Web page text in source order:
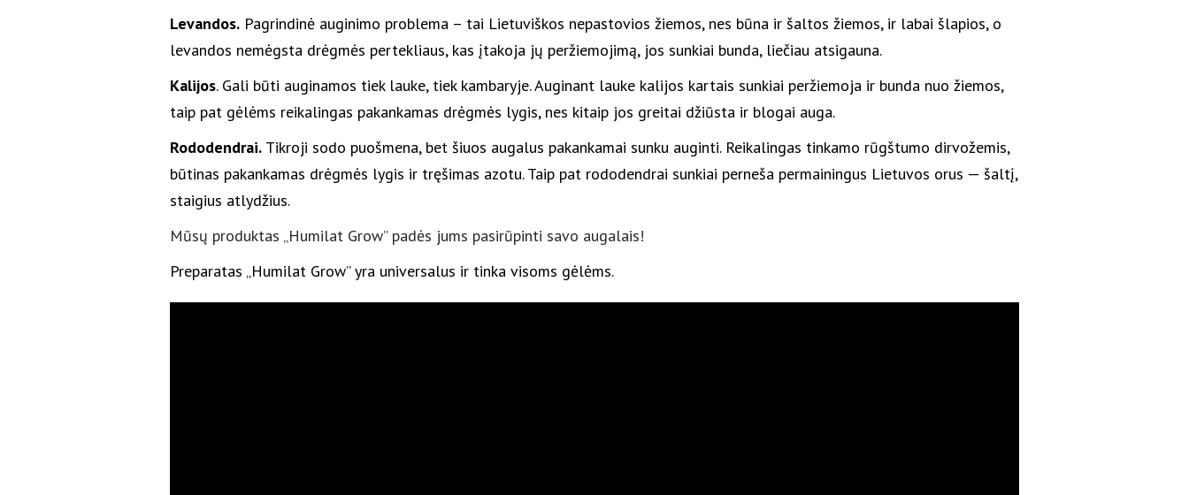
Levandos. Pagrindinė auginimo problema – tai Lietuviškos nepastovios žiemos, nes būna ir šaltos žiemos, ir labai šlapios, o
levandos nemėgsta drėgmės pertekliaus, kas įtakoja jų peržiemojimą, jos sunkiai bunda, liečiau atsigauna.
Kalijos. Gali būti auginamos tiek lauke, tiek kambaryje. Auginant lauke kalijos kartais sunkiai peržiemoja ir bunda nuo žiemos,
taip pat gėlėms reikalingas pakankamas drėgmės lygis, nes kitaip jos greitai džiūsta ir blogai auga.
Rododendrai. Tikroji sodo puošmena, bet šiuos augalus pakankamai sunku auginti. Reikalingas tinkamo rūgštumo dirvožemis,
būtinas pakankamas drėgmės lygis ir tręšimas azotu. Taip pat rododendrai sunkiai perneša permainingus Lietuvos orus — šaltį,
staigius atlydžius.
Mūsų produktas „Humilat Grow” padės jums pasirūpinti savo augalais!
Preparatas „Humilat Grow” yra universalus ir tinka visoms gėlėms.